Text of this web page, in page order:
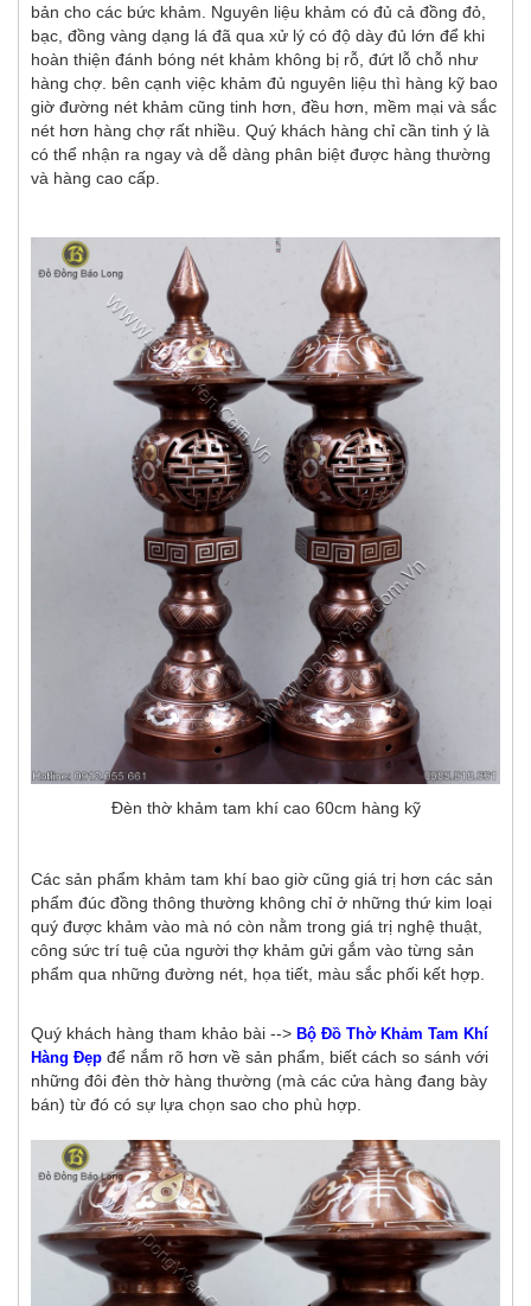
bản cho các bức khảm. Nguyên liệu khảm có đủ cả đồng đỏ,
bạc, đồng vàng dạng lá đã qua xử lý có độ dày đủ lớn để khi
hoàn thiện đánh bóng nét khảm không bị rỗ, đứt lỗ chỗ như
hàng chợ. bên cạnh việc khảm đủ nguyên liệu thì hàng kỹ bao
giờ đường nét khảm cũng tinh hơn, đều hơn, mềm mại và sắc
nét hơn hàng chợ rất nhiều. Quý khách hàng chỉ cần tinh ý là
có thể nhận ra ngay và dễ dàng phân biệt được hàng thường
và hàng cao cấp.
Đèn thờ khảm tam khí cao 60cm hàng kỹ
Các sản phẩm khảm tam khí bao giờ cũng giá trị hơn các sản
phẩm đúc đồng thông thường không chỉ ở những thứ kim loại
quý được khảm vào mà nó còn nằm trong giá trị nghệ thuật,
công sức trí tuệ của người thợ khảm gửi gắm vào từng sản
phẩm qua những đường nét, họa tiết, màu sắc phối kết hợp.
Quý khách hàng tham khảo bài --> Bộ Đồ Thờ Khảm Tam Khí
Hàng Đẹp để nắm rõ hơn về sản phẩm, biết cách so sánh với
những đôi đèn thờ hàng thường (mà các cửa hàng đang bày
bán) từ đó có sự lựa chọn sao cho phù hợp.